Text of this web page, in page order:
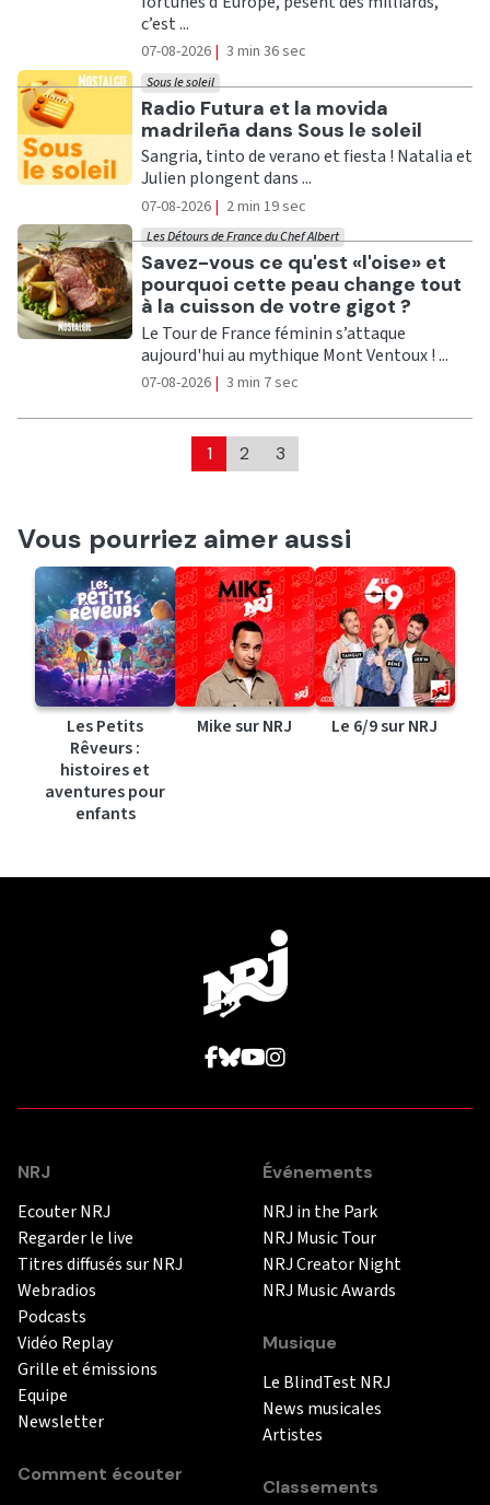
c’est ...
07-08-2026 | 3 min 36 sec
Ecouter
Radio Futura et la movida
madrileña dans Sous le soleil
Sous le soleil
Sangria, tinto de verano et fiesta ! Natalia et
Julien plongent dans ...
07-08-2026 | 2 min 19 sec
Ecouter
Savez-vous ce qu'est «l'oise» et
pourquoi cette peau change tout
à la cuisson de votre gigot ?
Les Détours de France du Chef Albert
Le Tour de France féminin s’attaque
aujourd'hui au mythique Mont Ventoux ! ...
07-08-2026 | 3 min 7 sec
1 2 3
Vous pourriez aimer aussi
Les Petits
Rêveurs :
histoires et
aventures pour
enfants
Mike sur NRJ Le 6/9 sur NRJ
NRJ
Ecouter NRJ
Regarder le live
Titres diffusés sur NRJ
Webradios
Podcasts
Vidéo Replay
Grille et émissions
Equipe
Newsletter
Comment écouter
Événements
NRJ in the Park
NRJ Music Tour
NRJ Creator Night
NRJ Music Awards
Musique
Le BlindTest NRJ
News musicales
Artistes
Classements